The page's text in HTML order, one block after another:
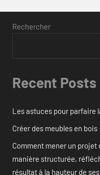
Rechercher
Recent Posts
Les astuces pour parfaire
Créer des meubles en
Comment mener un
manière structurée,
résultat à la hauteur de